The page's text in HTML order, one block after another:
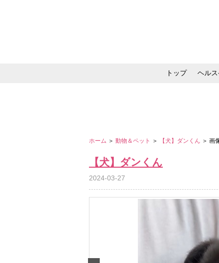
トップ ヘル
ホーム ＞ 動物＆ペット ＞ 【犬】ダンくん ＞ 画
【犬】ダンくん
2024-03-27